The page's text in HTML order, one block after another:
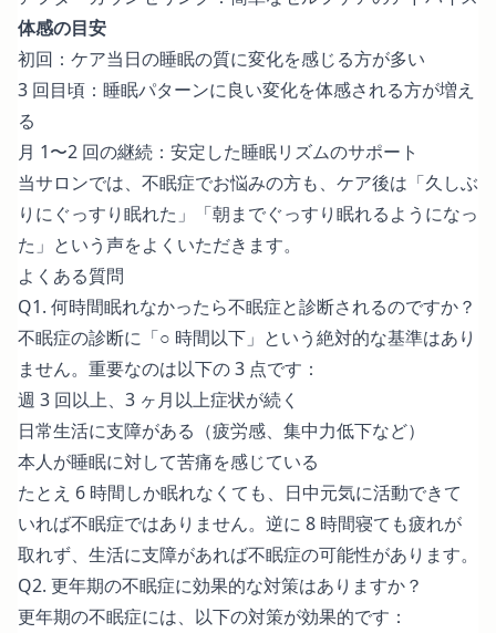
体感の目安
初回：ケア当日の睡眠の質に変化を感じる方が多い
3 回目頃：睡眠パターンに良い変化を体感される方が増え
る
月 1〜2 回の継続：安定した睡眠リズムのサポート
当サロンでは、不眠症でお悩みの方も、ケア後は「久しぶ
りにぐっすり眠れた」「朝までぐっすり眠れるようになっ
た」という声をよくいただきます。
よくある質問
Q1. 何時間眠れなかったら不眠症と診断されるのですか？
不眠症の診断に「○ 時間以下」という絶対的な基準はあり
ません。重要なのは以下の 3 点です：
週 3 回以上、3 ヶ月以上症状が続く
日常生活に支障がある（疲労感、集中力低下など）
本人が睡眠に対して苦痛を感じている
たとえ 6 時間しか眠れなくても、日中元気に活動できて
いれば不眠症ではありません。逆に 8 時間寝ても疲れが
取れず、生活に支障があれば不眠症の可能性があります。
Q2. 更年期の不眠症に効果的な対策はありますか？
更年期の不眠症には、以下の対策が効果的です：